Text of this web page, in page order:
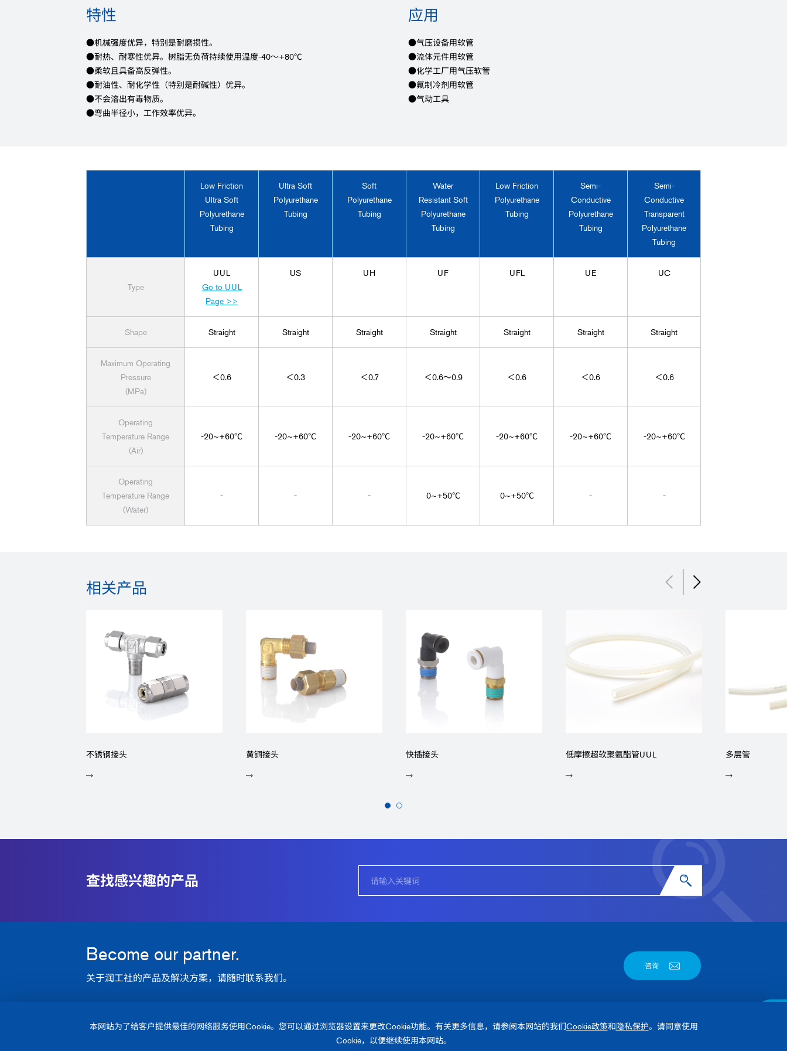
特性
●机械强度优异，特别是耐磨损性。
●耐热、耐寒性优异。树脂无负荷持续使用温度-40～+80℃
●柔软且具备高反弹性。
●耐油性、耐化学性（特别是耐碱性）优异。
●不会溶出有毒物质。
●弯曲半径小，工作效率优异。
应用
●气压设备用软管
●流体元件用软管
●化学工厂用气压软管
●氟制冷剂用软管
●气动工具
Low Friction
Ultra Soft
Polyurethane
Tubing
Ultra Soft
Polyurethane
Tubing
Soft
Polyurethane
Tubing
Water
Resistant Soft
Polyurethane
Tubing
Low Friction
Polyurethane
Tubing
Semi-
Conductive
Polyurethane
Tubing
Semi-
Conductive
Transparent
Polyurethane
Tubing
Type
UUL
Go to UUL
Page >>
US UH UF UFL UE UC
Shape Straight Straight Straight Straight Straight Straight Straight
Maximum Operating
Pressure
(MPa)
＜0.6 ＜0.3 ＜0.7 ＜0.6～0.9 ＜0.6 ＜0.6 ＜0.6
Operating
Temperature Range
(Air)
-20~+60℃ -20~+60℃ -20~+60℃ -20~+60℃ -20~+60℃ -20~+60℃ -20~+60℃
Operating
Temperature Range
(Water)
- - - 0~+50℃ 0~+50℃ - -
相关产品
不锈钢接头 黄铜接头 快插接头 低摩擦超软聚氨酯管UUL 多层管
查找感兴趣的产品
Become our partner.
关于润工社的产品及解决方案，请随时联系我们。
咨询
本网站为了给客户提供最佳的网络服务使用Cookie。您可以通过浏览器设置来更改Cookie功能。有关更多信息，请参阅本网站的我们Cookie政策和隐私保护。请同意使用
Cookie，以便继续使用本网站。